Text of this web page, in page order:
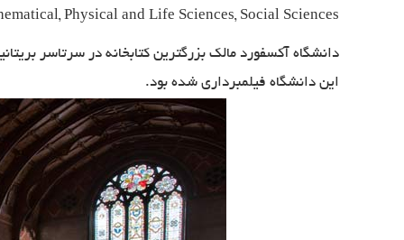
Physical and Life Sciences, Social Sciences
این دانشگاه فیلمبرداری شده بود.